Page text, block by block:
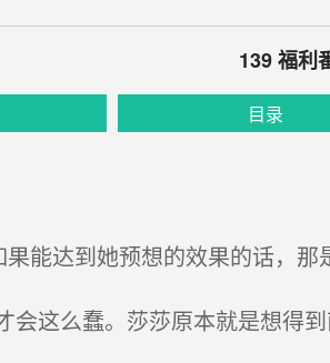
139 福利
目录
能达到她预想的效果的话，那
这么蠢。莎莎原本就是想得